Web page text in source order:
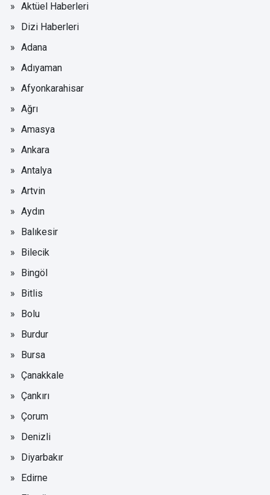
Aktüel Haberleri
Dizi Haberleri
Adana
Adıyaman
Afyonkarahisar
Ağrı
Amasya
Ankara
Antalya
Artvin
Aydın
Balıkesir
Bilecik
Bingöl
Bitlis
Bolu
Burdur
Bursa
Çanakkale
Çankırı
Çorum
Denizli
Diyarbakır
Edirne